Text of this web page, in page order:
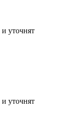
уточнят
уточнят